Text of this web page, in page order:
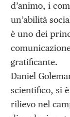
d’animo, i
un’abilità
è uno dei
gratificante.
Daniel
scientifico, si
rilievo nel